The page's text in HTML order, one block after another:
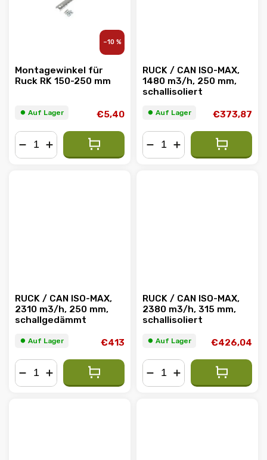
–10 %
Montagewinkel für
Ruck RK 150-250 mm
⏺︎ Auf Lager €5,40
RUCK / CAN ISO-MAX,
1480 m3/h, 250 mm,
schallisoliert
⏺︎ Auf Lager €373,87
RUCK / CAN ISO-MAX,
2310 m3/h, 250 mm,
schallgedämmt
⏺︎ Auf Lager €413
RUCK / CAN ISO-MAX,
2380 m3/h, 315 mm,
schallisoliert
⏺︎ Auf Lager €426,04